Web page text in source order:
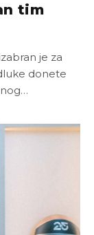
tim
je za
donete